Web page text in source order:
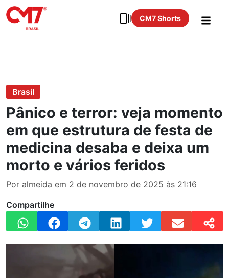
CM7 Shorts
Brasil
Pânico e terror: veja momento
em que estrutura de festa de
medicina desaba e deixa um
morto e vários feridos
Por almeida em 2 de novembro de 2025 às 21:16
Compartilhe